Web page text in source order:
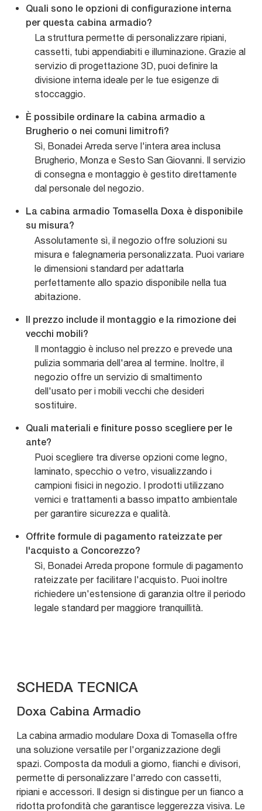
Quali sono le opzioni di configurazione interna
per questa cabina armadio?
La struttura permette di personalizzare ripiani,
cassetti, tubi appendiabiti e illuminazione. Grazie al
servizio di progettazione 3D, puoi definire la
divisione interna ideale per le tue esigenze di
stoccaggio.
È possibile ordinare la cabina armadio a
Brugherio o nei comuni limitrofi?
Sì, Bonadei Arreda serve l'intera area inclusa
Brugherio, Monza e Sesto San Giovanni. Il servizio
di consegna e montaggio è gestito direttamente
dal personale del negozio.
La cabina armadio Tomasella Doxa è disponibile
su misura?
Assolutamente sì, il negozio offre soluzioni su
misura e falegnameria personalizzata. Puoi variare
le dimensioni standard per adattarla
perfettamente allo spazio disponibile nella tua
abitazione.
Il prezzo include il montaggio e la rimozione dei
vecchi mobili?
Il montaggio è incluso nel prezzo e prevede una
pulizia sommaria dell'area al termine. Inoltre, il
negozio offre un servizio di smaltimento
dell'usato per i mobili vecchi che desideri
sostituire.
Quali materiali e finiture posso scegliere per le
ante?
Puoi scegliere tra diverse opzioni come legno,
laminato, specchio o vetro, visualizzando i
campioni fisici in negozio. I prodotti utilizzano
vernici e trattamenti a basso impatto ambientale
per garantire sicurezza e qualità.
Offrite formule di pagamento rateizzate per
l'acquisto a Concorezzo?
Sì, Bonadei Arreda propone formule di pagamento
rateizzate per facilitare l'acquisto. Puoi inoltre
richiedere un'estensione di garanzia oltre il periodo
legale standard per maggiore tranquillità.
SCHEDA TECNICA
Doxa Cabina Armadio
La cabina armadio modulare Doxa di Tomasella offre
una soluzione versatile per l'organizzazione degli
spazi. Composta da moduli a giorno, fianchi e divisori,
permette di personalizzare l'arredo con cassetti,
ripiani e accessori. Il design si distingue per un fianco a
ridotta profondità che garantisce leggerezza visiva. Le